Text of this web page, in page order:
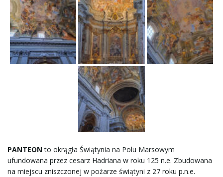
PANTEON to okrągła Świątynia na Polu Marsowym
ufundowana przez cesarz Hadriana w roku 125 n.e. Zbudowana
na miejscu zniszczonej w pożarze świątyni z 27 roku p.n.e.